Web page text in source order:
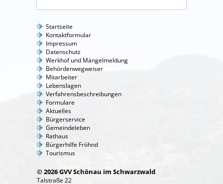
Startseite
Kontaktformular
Impressum
Datenschutz
Werkhof und Mängelmeldung
Behördenwegweiser
Mitarbeiter
Lebenslagen
Verfahrensbeschreibungen
Formulare
Aktuelles
Bürgerservice
Gemeindeleben
Rathaus
Bürgerhilfe Fröhnd
Tourismus
© 2026 GVV Schönau im Schwarzwald
Talstraße 22